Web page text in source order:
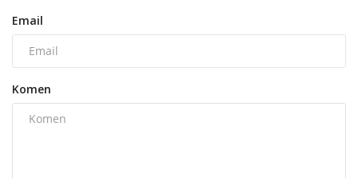
Email
Komen